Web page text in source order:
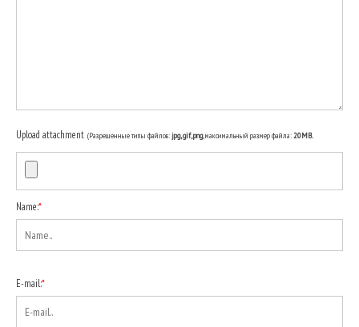
Upload attachment (Разрешенные типы файлов:jpg, gif, png, максимальный размер файла:20MB.
Name:*
E-mail:*